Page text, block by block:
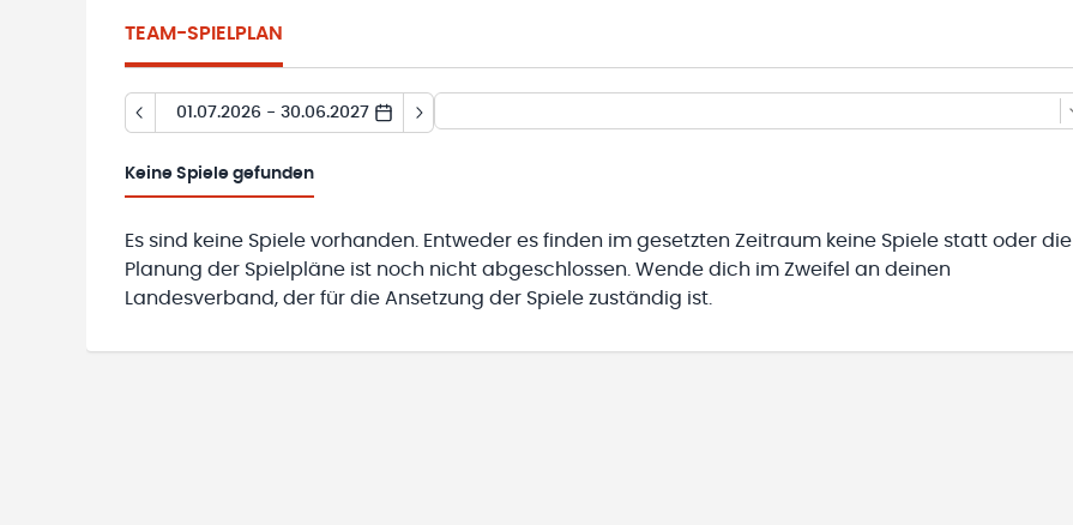
TEAM-SPIELPLAN
01.07.2026 - 30.06.2027
Keine Spiele gefunden
Es sind keine Spiele vorhanden. Entweder es finden im gesetzten Zeitraum keine Spiele statt oder die
Planung der Spielpläne ist noch nicht abgeschlossen. Wende dich im Zweifel an deinen
Landesverband, der für die Ansetzung der Spiele zuständig ist.